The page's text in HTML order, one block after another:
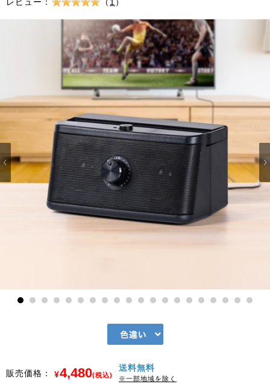
10 11 12 13 14 15 16 17 18 19
販売価格： ¥4,480(税込)
送料無料
※一部地域を除く